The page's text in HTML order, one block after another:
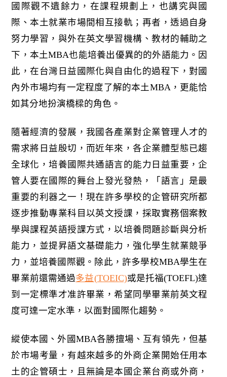
國際觀不遺餘力，在課程規劃上，也講究與國
際、本土就業市場間相互接軌；再者，透過自身
努力學習，與外在英文學習機構、教材的輔助之
下，本土MBA也能培養出優異的的外語能力。因
此，在台灣日益國際化與自由化的過程下，對國
內外市場均有一定程度了解的本土MBA，更能恰
如其分地扮演橋樑的角色。
隨著經濟的發展，我國各產業對企業管理人才的
需求將日益殷切，而近年來，各企業體型態已趨
全球化，培養國際共通語言的能力日益重要，企
管人要在國際的舞台上發光發熱，「語言」是最
重要的利器之一！現在許多學校的企管研究所都
逐步推動專業科目以英文授課，採取實務個案教
學與課程英語授課方式，以培養問題診斷與分析
能力，並提昇語文基礎能力，強化學生就業競爭
力，並培養國際觀。除此，許多學校MBA學生在
畢業前還需通過多益(TOEIC)或是托福(TOEFL)達
到一定標準才准許畢業，希望同學畢業前英文程
度可達一定水準，以面對國際化趨勢。
縱使本國、外國MBA各勝擅場、互有領先，但基
於市場考量，有越來越多的外商企業開始任用本
土的企管碩士，且無論是本國企業台商或外商，